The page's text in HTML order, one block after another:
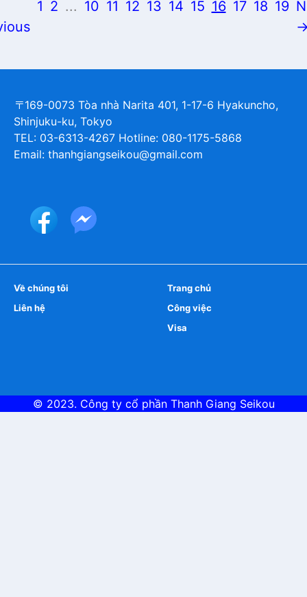
1 2 ... 10 11 12 13 14 15 16 17 18 19
〒169-0073 Tòa nhà Narita 401, 1-17-6 Hyakuncho,
Shinjuku-ku, Tokyo
TEL: 03-6313-4267 Hotline: 080-1175-5868
Email: thanhgiangseikou@gmail.com
Về chúng tôi
Liên hệ
Trang chủ
Công việc
Visa
© 2023. Công ty cổ phần Thanh Giang Seikou